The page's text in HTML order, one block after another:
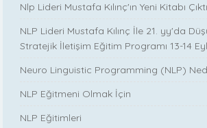
Nlp Lideri Mustafa Kılınç'ın Yeni Kitabı Çıktı
NLP Lideri Mustafa Kılınç İle 21. yy'da
Stratejik İletişim Eğitim Programı 13-14
Neuro Linguistic Programming (NLP)
NLP Eğitmeni Olmak İçin
NLP Eğitimleri